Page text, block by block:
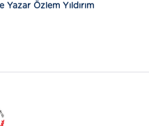
Yazar Özlem Yıldırım